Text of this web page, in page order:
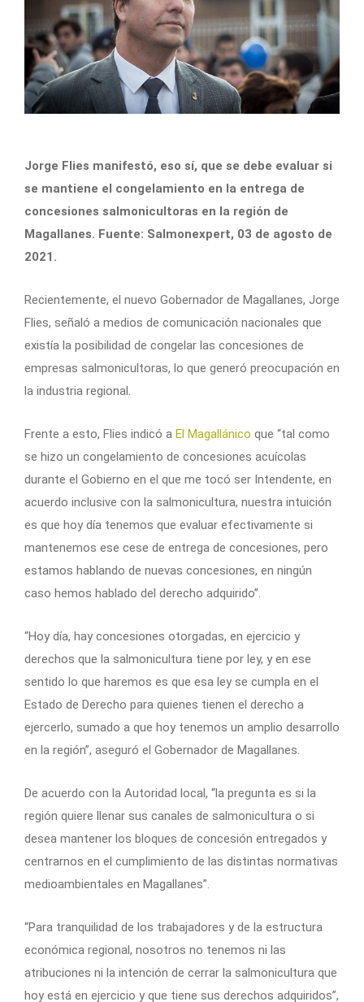
Jorge Flies manifestó, eso sí, que se debe evaluar si
se mantiene el congelamiento en la entrega de
concesiones salmonicultoras en la región de
Magallanes. Fuente: Salmonexpert, 03 de agosto de
2021.
Recientemente, el nuevo Gobernador de Magallanes, Jorge
Flies, señaló a medios de comunicación nacionales que
existía la posibilidad de congelar las concesiones de
empresas salmonicultoras, lo que generó preocupación en
la industria regional.
Frente a esto, Flies indicó a El Magallánico que “tal como
se hizo un congelamiento de concesiones acuícolas
durante el Gobierno en el que me tocó ser Intendente, en
acuerdo inclusive con la salmonicultura, nuestra intuición
es que hoy día tenemos que evaluar efectivamente si
mantenemos ese cese de entrega de concesiones, pero
estamos hablando de nuevas concesiones, en ningún
caso hemos hablado del derecho adquirido”.
“Hoy día, hay concesiones otorgadas, en ejercicio y
derechos que la salmonicultura tiene por ley, y en ese
sentido lo que haremos es que esa ley se cumpla en el
Estado de Derecho para quienes tienen el derecho a
ejercerlo, sumado a que hoy tenemos un amplio desarrollo
en la región”, aseguró el Gobernador de Magallanes.
De acuerdo con la Autoridad local, “la pregunta es si la
región quiere llenar sus canales de salmonicultura o si
desea mantener los bloques de concesión entregados y
centrarnos en el cumplimiento de las distintas normativas
medioambientales en Magallanes”.
“Para tranquilidad de los trabajadores y de la estructura
económica regional, nosotros no tenemos ni las
atribuciones ni la intención de cerrar la salmonicultura que
hoy está en ejercicio y que tiene sus derechos adquiridos”,